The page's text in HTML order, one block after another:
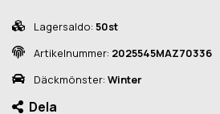
Lagersaldo: 50st
Artikelnummer: 2025545MAZ70336
Däckmönster: Winter
Dela